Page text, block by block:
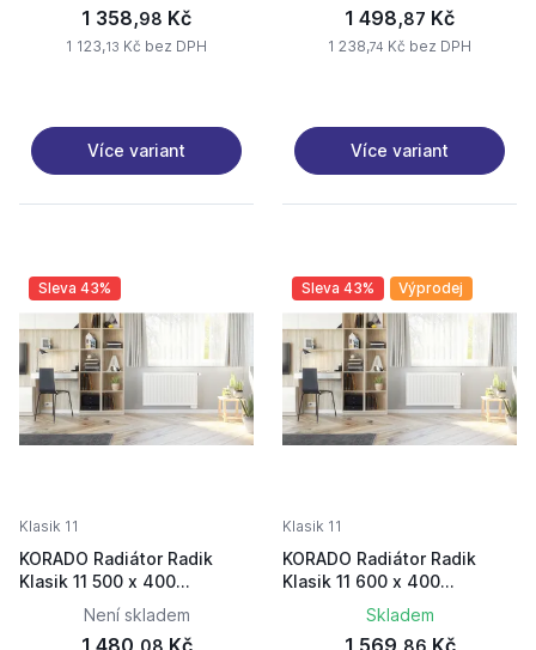
1 358,98 Kč
1 123,13 Kč bez DPH
Více variant
1 498,87 Kč
1 238,74 Kč bez DPH
Více variant
Sleva 43%
Klasik 11
KORADO Radiátor Radik
Klasik 11 500 x 400
11050040-50-0010
Není skladem
1 480, 08 Kč
Sleva 43% Výprodej
Klasik 11
KORADO Radiátor Radik
Klasik 11 600 x 400
11060040-50-0010
Skladem
1 569, 86 Kč